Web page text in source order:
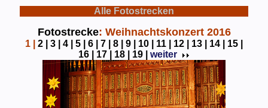
Alle Fotostrecken
Fotostrecke: Weihnachtskonzert 2016
1 2 | 3 | 4 | 5 | 6 | 7 | 8 | 9 | 10 | 11 | 12 | 13 | 14 |
15 |
16 |
17 | 18 | 19 | weiter